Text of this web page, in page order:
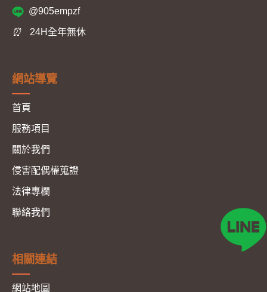
@905empzf
⏰ 24H全年無休
網站導覽
首頁
服務項目
關於我們
侵害配偶權蒐證
法律專欄
聯絡我們
相關連結
網站地圖